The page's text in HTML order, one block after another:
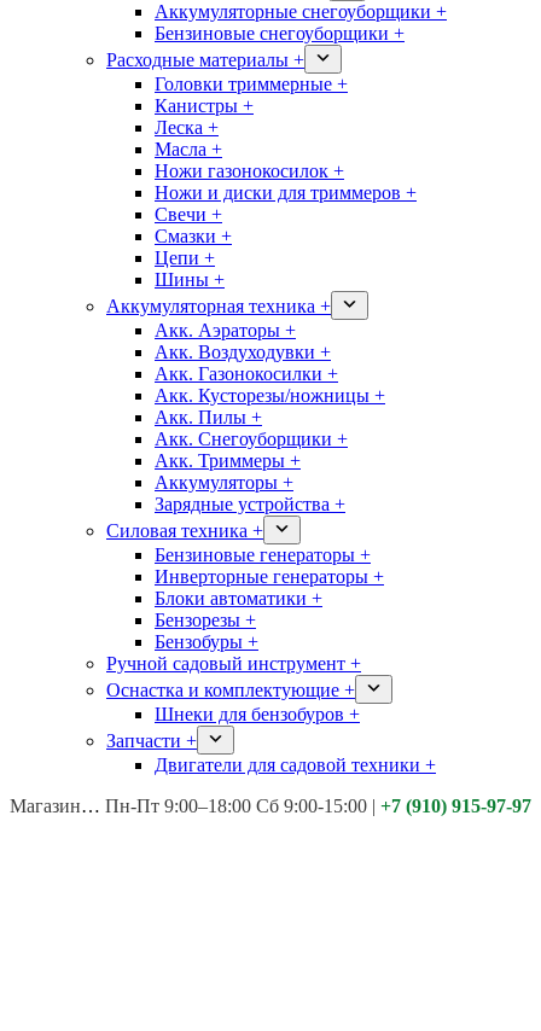
Аккумуляторные снегоуборщики +
Бензиновые снегоуборщики +
Расходные материалы +
Головки триммерные +
Канистры +
Леска +
Масла +
Ножи газонокосилок +
Ножи и диски для триммеров +
Свечи +
Смазки +
Цепи +
Шины +
Аккумуляторная техника +
Акк. Аэраторы +
Акк. Воздуходувки +
Акк. Газонокосилки +
Акк. Кусторезы/ножницы +
Акк. Пилы +
Акк. Снегоуборщики +
Акк. Триммеры +
Аккумуляторы +
Зарядные устройства +
Силовая техника +
Бензиновые генераторы +
Инверторные генераторы +
Блоки автоматики +
Бензорезы +
Бензобуры +
Ручной садовый инструмент +
Оснастка и комплектующие +
Шнеки для бензобуров +
Запчасти +
Двигатели для садовой техники +
Магазины: Калуга ул. Московская д.113
Пн-Пт 9:00–18:00 Сб 9:00-15:00 | +7 (910) 915-97-97